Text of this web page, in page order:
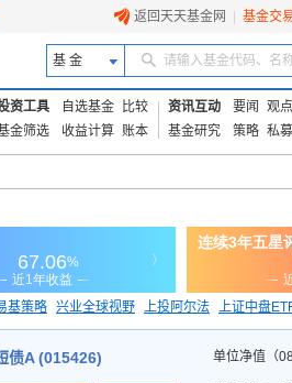
返回天天基金网 基金交
基 金 请输入基金代码、名
资工具 自选基金
比较
金筛选
收益计算 账本
资讯互动 要闻 观点
基金研究
策略 私募
基策略 兴业全球视野 上投阿尔法 上证中盘
债A (015426) 单位净值（